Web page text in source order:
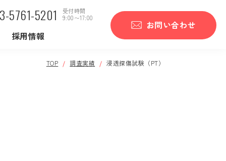
5761-5201
受付時間
9:00〜17:00
採用情報
お問い合わせ
TOP 調査実績 浸透探傷試験（PT）